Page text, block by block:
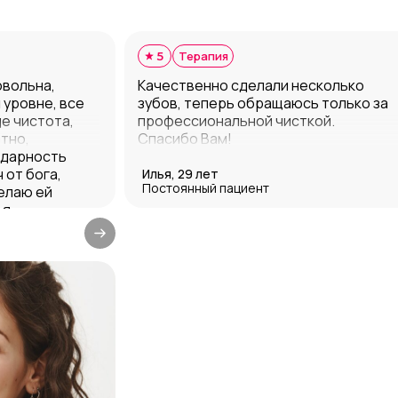
все
чистота,
бога,
ей
5 Терапия
Качественно сделали несколько
зубов, теперь обращаюсь только за
профессиональной чисткой.
Спасибо Вам!
Илья, 29 лет
Постоянный пациент